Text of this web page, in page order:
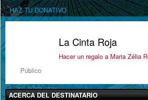
HAZ TU DONATIVO
Público
La Cinta Roja
Hacer un regalo a Maria Zélia
ACERCA DEL DESTINATARIO